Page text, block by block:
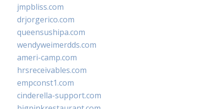
jmpbliss.com
drjorgerico.com
queensushipa.com
wendyweimerdds.com
ameri-camp.com
hrsreceivables.com
empconst1.com
cinderella-support.com